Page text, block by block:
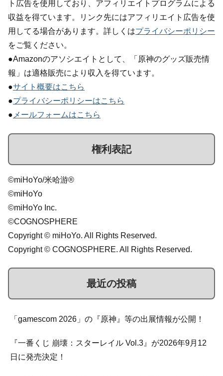
ト広告を使用しており、アフィリエイトプログラムによる
収益を得ています。リンク先にはアフィリエイト広告を使
用してる場合があります。詳しくはプライバシーポリシー
をご覧ください。
●Amazonのアソシエイトとして、「原神のグッズ販売情
報」は適格販売により収入を得ています。
●サイト概要はこちら
●プライバシーポリシーはこちら
● メールフォームはこちら
権利表記
©miHoYo/米哈游®
©miHoYo
©miHoYo Inc.
©COGNOSPHERE
Copyright © miHoYo. All Rights Reserved.
Copyright © COGNOSPHERE. All Rights Reserved.
最近の投稿
「gamescom 2026」の『原神』等の出展情報が公開！
『一番くじ 崩壊：スターレイル Vol.3』が2026年9月12
日に発売決定！